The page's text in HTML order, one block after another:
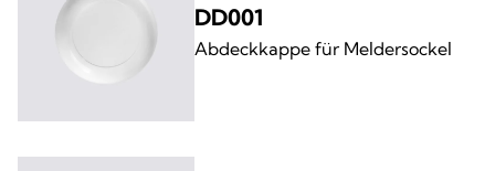
DD001
Abdeckkappe für Meldersockel